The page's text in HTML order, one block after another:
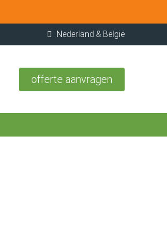
Nederland & België
offerte aanvragen